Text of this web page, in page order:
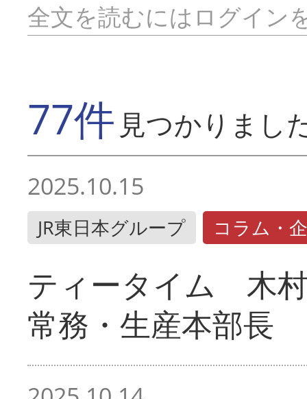
全文を読むにはログイン
77件 見つかりまし
2025.10.15
JR東日本グループ コラム・
ティータイム 木
常務・生産本部長